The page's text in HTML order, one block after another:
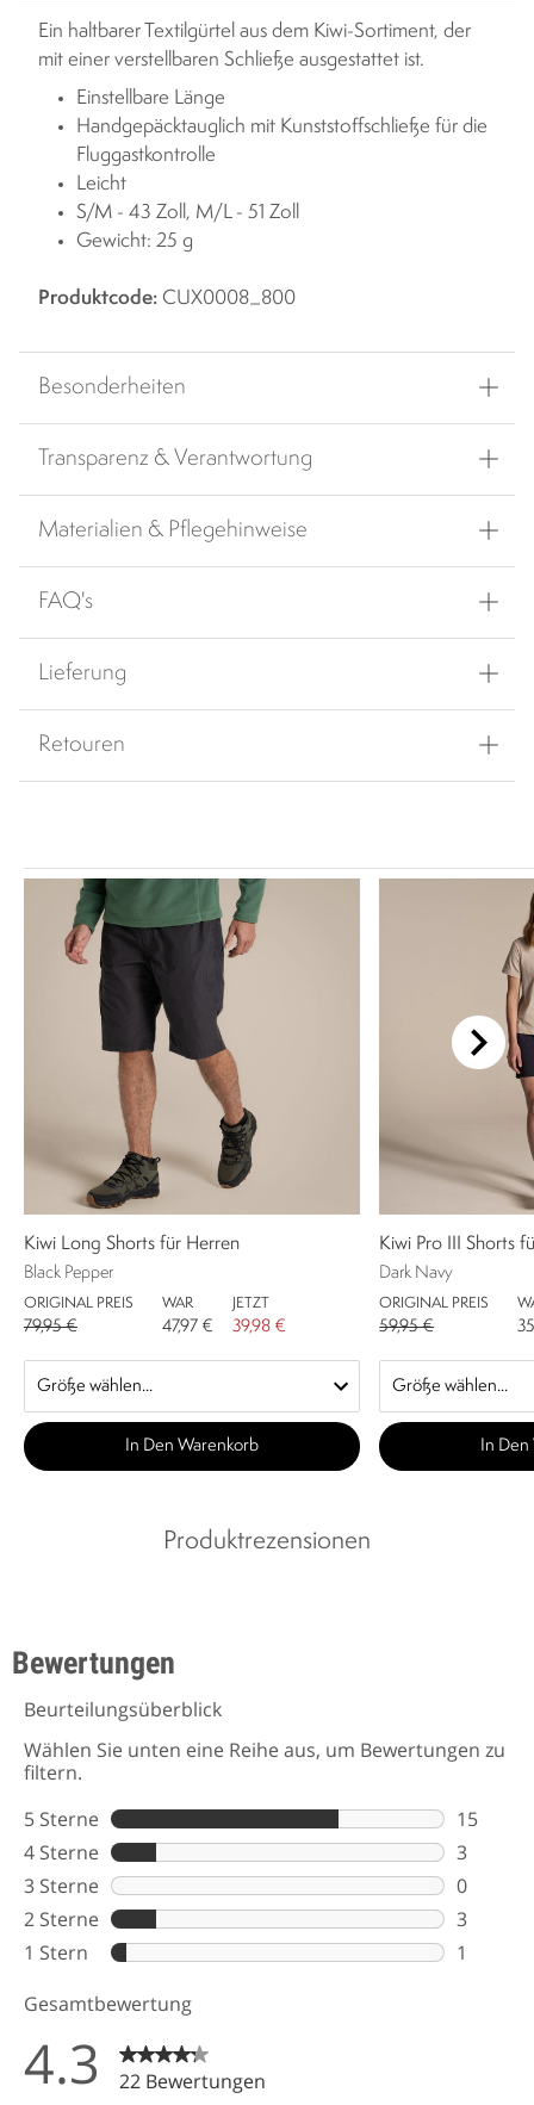
Ein haltbarer Textilgürtel aus dem Kiwi-Sortiment, der
mit einer verstellbaren Schließe ausgestattet ist.
Einstellbare Länge
Handgepäcktauglich mit Kunststoffschließe für die
Fluggastkontrolle
Leicht
S/M - 43 Zoll, M/L - 51 Zoll
Gewicht: 25 g
Produktcode: CUX0008_800
Besonderheiten
Transparenz & Verantwortung
Materialien & Pflegehinweise
FAQ's
Lieferung
Retouren
Kiwi Long Shorts für Herren
Black Pepper
ORIGINAL PREIS
79,95 €
WAR
47,97 €
JETZT
39,98 €
In Den Warenkorb
Kiwi Pro III Shorts
Dark Navy
ORIGINAL PREIS
59,95 €
In Den
Produktrezensionen